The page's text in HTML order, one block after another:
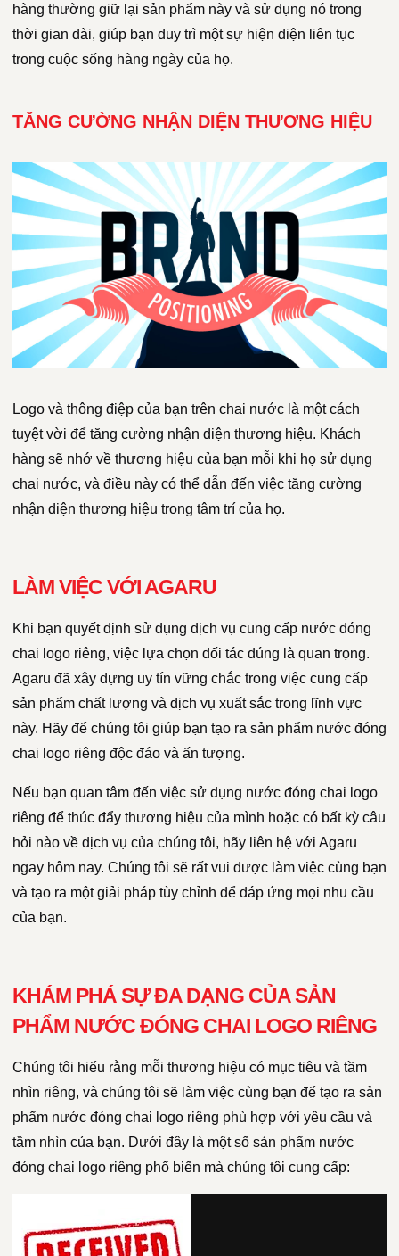
hàng thường giữ lại sản phẩm này và sử dụng nó trong
thời gian dài, giúp bạn duy trì một sự hiện diện liên tục
trong cuộc sống hàng ngày của họ.
TĂNG CƯỜNG NHẬN DIỆN THƯƠNG HIỆU
Logo và thông điệp của bạn trên chai nước là một cách
tuyệt vời để tăng cường nhận diện thương hiệu. Khách
hàng sẽ nhớ về thương hiệu của bạn mỗi khi họ sử dụng
chai nước, và điều này có thể dẫn đến việc tăng cường
nhận diện thương hiệu trong tâm trí của họ.
LÀM VIỆC VỚI AGARU
Khi bạn quyết định sử dụng dịch vụ cung cấp nước đóng
chai logo riêng, việc lựa chọn đối tác đúng là quan trọng.
Agaru đã xây dựng uy tín vững chắc trong việc cung cấp
sản phẩm chất lượng và dịch vụ xuất sắc trong lĩnh vực
này. Hãy để chúng tôi giúp bạn tạo ra sản phẩm nước đóng
chai logo riêng độc đáo và ấn tượng.
Nếu bạn quan tâm đến việc sử dụng nước đóng chai logo
riêng để thúc đẩy thương hiệu của mình hoặc có bất kỳ câu
hỏi nào về dịch vụ của chúng tôi, hãy liên hệ với Agaru
ngay hôm nay. Chúng tôi sẽ rất vui được làm việc cùng bạn
và tạo ra một giải pháp tùy chỉnh để đáp ứng mọi nhu cầu
của bạn.
KHÁM PHÁ SỰ ĐA DẠNG CỦA SẢN
PHẨM NƯỚC ĐÓNG CHAI LOGO RIÊNG
Chúng tôi hiểu rằng mỗi thương hiệu có mục tiêu và tầm
nhìn riêng, và chúng tôi sẽ làm việc cùng bạn để tạo ra sản
phẩm nước đóng chai logo riêng phù hợp với yêu cầu và
tầm nhìn của bạn. Dưới đây là một số sản phẩm nước
đóng chai logo riêng phổ biến mà chúng tôi cung cấp: